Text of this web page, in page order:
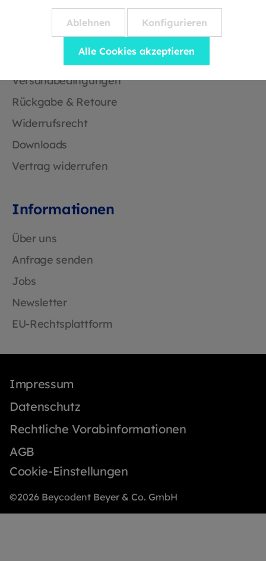
Hilfe & Kontakt
Versandbedingungen
Rückgabe & Retoure
Widerrufsrecht
Downloads
Vertrag widerrufen
Informationen
Über uns
Anfrage senden
Jobs
Newsletter
EU-Rechtsplattform
Impressum
Datenschutz
Rechtliche Vorabinformationen
AGB
Cookie-Einstellungen
©2026 Beycodent Beyer & Co. GmbH
Ablehnen Konfigurieren
Alle Cookies akzeptieren